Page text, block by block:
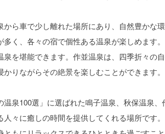
ら車で少し離れた場所にあり、自然豊かな
多く、各々の宿で個性ある温泉が楽しめます
泉を堪能できます。作並温泉は、四季折々の
りながらその絶景を楽しむことができます。
泉100選」に選ばれた鳴子温泉、秋保温泉
人々に癒しの時間を提供してくれる場所です